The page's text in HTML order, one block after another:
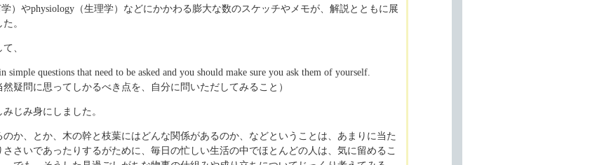
学）やphysiology（生理学）などにかかわる膨大な数のスケッチやメモが、解説とともに展
。
、
simple questions that need to be asked and you should make sure you ask them of yourself.
然疑問に思ってしかるべき点を、自分に問いただしてみること）
じみ身にしました。
のか、とか、木の幹と枝葉にはどんな関係があるのか、などということは、あまりに当た
ささいであったりするがために、毎日の忙しい生活の中でほとんどの人は、気に留めるこ